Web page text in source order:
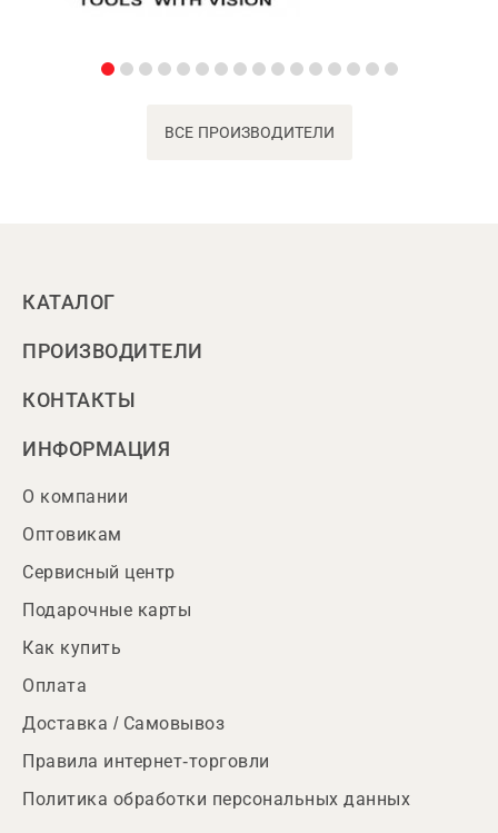
ВСЕ ПРОИЗВОДИТЕЛИ
КАТАЛОГ
ПРОИЗВОДИТЕЛИ
КОНТАКТЫ
ИНФОРМАЦИЯ
О компании
Оптовикам
Сервисный центр
Подарочные карты
Как купить
Оплата
Доставка / Самовывоз
Правила интернет-торговли
Политика обработки персональных данных